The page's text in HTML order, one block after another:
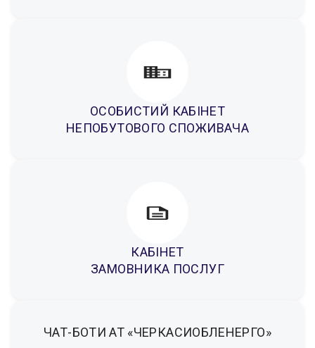
ОСОБИСТИЙ КАБІНЕТ
НЕПОБУТОВОГО СПОЖИВАЧА
КАБІНЕТ
ЗАМОВНИКА ПОСЛУГ
ЧАТ-БОТИ АТ «ЧЕРКАСИОБЛЕНЕРГО»